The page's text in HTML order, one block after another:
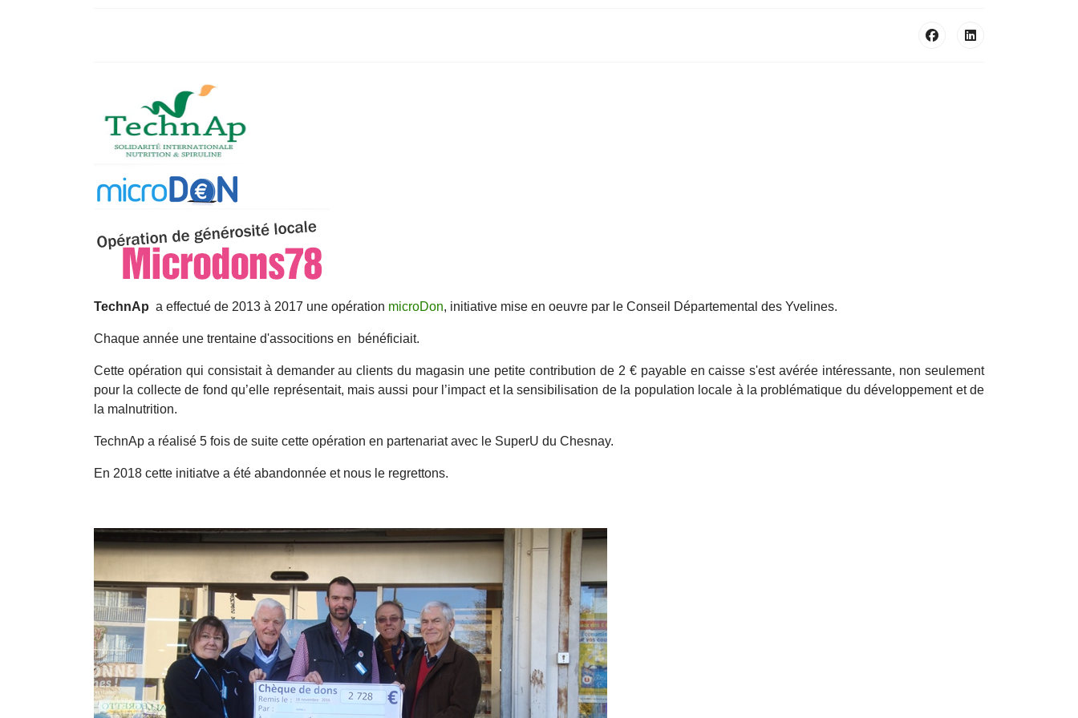
TechnAp a effectué de 2013 à 2017 une opération microDon, initiative mise en oeuvre par le Conseil Départemental des Yvelines.
Chaque année une trentaine d'associtions en bénéficiait.
Cette opération qui consistait à demander au clients du magasin une petite contribution de 2 € payable en caisse s'est avérée intéressante, non seulement
pour la collecte de fond qu’elle représentait, mais aussi pour l’impact et la sensibilisation de la population locale à la problématique du développement et de
la malnutrition.
TechnAp a réalisé 5 fois de suite cette opération en partenariat avec le SuperU du Chesnay.
En 2018 cette initiatve a été abandonnée et nous le regrettons.